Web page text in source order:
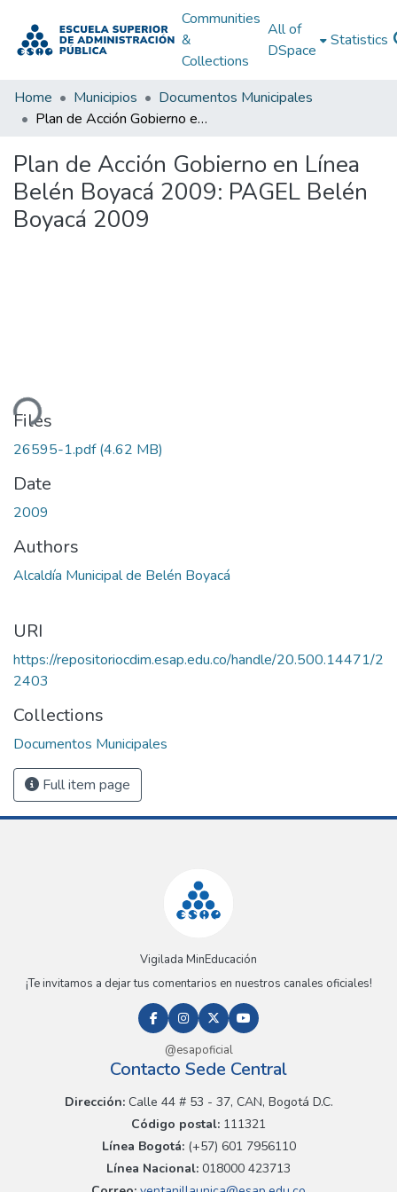
Communities
&
Collections
All of
DSpace
Statistics
Home Municipios
Documentos Municipales
Plan de Acción Gobierno en Línea Belén Boyacá 2009: PAGEL Belén Boyacá 2009
Plan de Acción Gobierno en Línea
Belén Boyacá 2009: PAGEL Belén
Boyacá 2009
Files
26595-1.pdf(4.62 MB)
Date
2009
Authors
Alcaldía Municipal de Belén Boyacá
URI
https://repositoriocdim.esap.edu.co/handle/20.500.14471/2
2403
Collections
Documentos Municipales
Full item page
Vigilada MinEducación
¡Te invitamos a dejar tus comentarios en nuestros canales oficiales!
@esapoficial
Contacto Sede Central
Dirección:Calle 44 # 53 - 37, CAN, Bogotá D.C.
Código postal: 111321
Línea Bogotá:(+57) 601 7956110
Línea Nacional: 018000 423713